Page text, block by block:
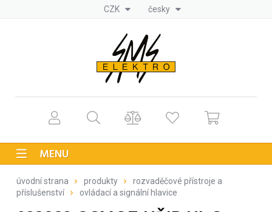
CZK česky
MENU
úvodní strana produkty
rozvaděčové přístroje a
příslušenství
ovládací a signální hlavice